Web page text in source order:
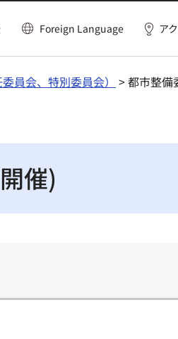
Foreign Language ア
員会、特別委員会） > 都市整備
催)